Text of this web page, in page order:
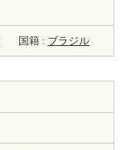
国籍 : ブラジル